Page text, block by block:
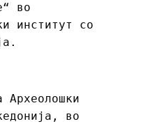
во
институт со
Археолошки
во